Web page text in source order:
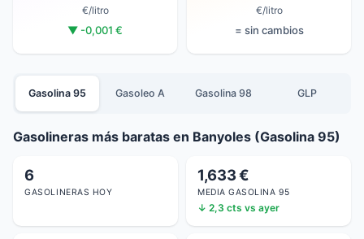
€/litro
▼ -0,001 €
€/litro
= sin cambios
Gasolina 95 Gasoleo A Gasolina 98 GLP
Gasolineras más baratas en Banyoles (Gasolina 95)
6
GASOLINERAS HOY
1,633 €
MEDIA GASOLINA 95
↓ 2,3 cts vs ayer